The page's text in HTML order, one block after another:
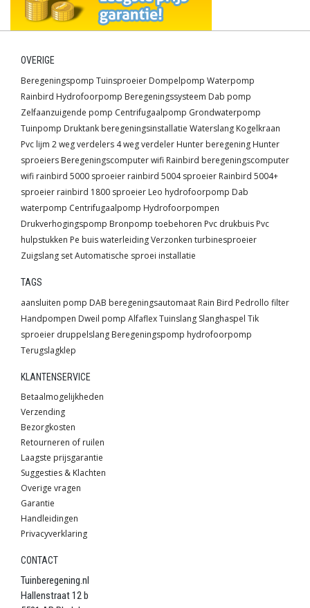
OVERIGE
Beregeningspomp Tuinsproeier Dompelpomp Waterpomp
Rainbird Hydrofoorpomp Beregeningssysteem Dab pomp
Zelfaanzuigende pomp Centrifugaalpomp Grondwaterpomp
Tuinpomp Druktank beregeningsinstallatie Waterslang Kogelkraan
Pvc lijm 2 weg verdelers 4 weg verdeler Hunter beregening Hunter
sproeiers Beregeningscomputer wifi Rainbird beregeningscomputer
wifi rainbird 5000 sproeier rainbird 5004 sproeier Rainbird 5004+
sproeier rainbird 1800 sproeier Leo hydrofoorpomp Dab
waterpomp Centrifugaalpomp Hydrofoorpompen
Drukverhogingspomp Bronpomp toebehoren Pvc drukbuis Pvc
hulpstukken Pe buis waterleidingVerzonken turbinesproeier
Zuigslang setAutomatische sproei installatie
TAGS
aansluiten pomp DAB beregeningsautomaat Rain Bird Pedrollo filter
Handpompen Dweil pomp AlfaflexTuinslang Slanghaspel Tik
sproeier druppelslang Beregeningspomp hydrofoorpomp
Terugslagklep
KLANTENSERVICE
Betaalmogelijkheden
Verzending
Bezorgkosten
Retourneren of ruilen
Laagste prijsgarantie
Suggesties & Klachten
Overige vragen
Garantie
Handleidingen
Privacyverklaring
CONTACT
Tuinberegening.nl
Hallenstraat 12 b